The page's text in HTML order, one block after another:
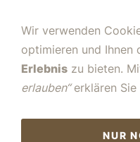
Wir verwenden
optimieren und Ihnen
Erlebnis zu bieten.
erlauben“erklären Sie
NUR